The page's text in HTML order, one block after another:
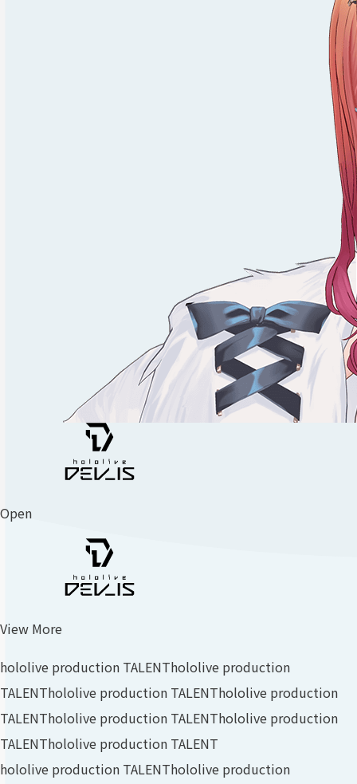
Open
View More
hololive production TALENThololive production
TALENThololive production TALENThololive production
TALENThololive production TALENThololive production
TALENThololive production TALENT
hololive production TALENThololive production